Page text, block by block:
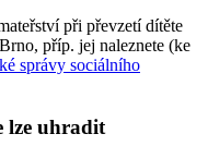
při převzetí dítěte
příp. jej naleznete (ke
správy sociálního
lze uhradit